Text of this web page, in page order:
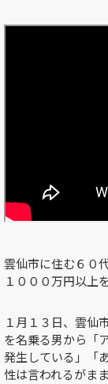
雲仙市に住む６０
１０００万円以上
１月１３日、雲仙
を名乗る男から「
発生している」「
性は言われるがま